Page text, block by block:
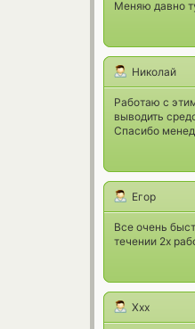
Меняю давно
Николай
Работаю с
выводить
Спасибо
Егор
Все очень
течении 2х
Xxx